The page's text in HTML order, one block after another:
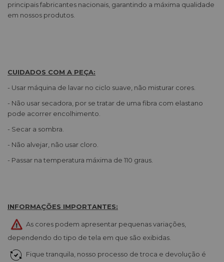
principais fabricantes nacionais, garantindo a máxima qualidade
em nossos produtos.
CUIDADOS COM A PEÇA:
- Usar máquina de lavar no ciclo suave, não misturar cores.
- Não usar secadora, por se tratar de uma fibra com elastano
pode acorrer encolhimento.
- Secar a sombra.
- Não alvejar, não usar cloro.
- Passar na temperatura máxima de 110 graus.
INFORMAÇÕES IMPORTANTES:
As cores podem apresentar pequenas variações,
dependendo do tipo de tela em que são exibidas.
Fique tranquila, nosso processo de troca e devolução é